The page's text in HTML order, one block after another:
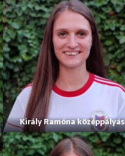
Király Ramóna középpályás